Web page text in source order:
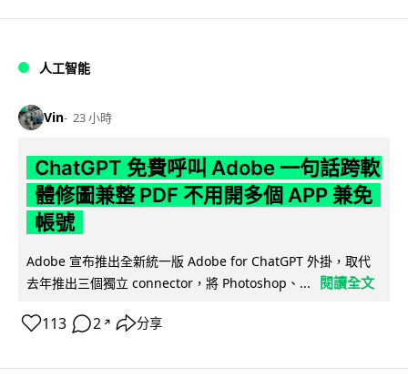
人工智能
Vin 23 小時
ChatGPT 免費呼叫 Adobe 一句話跨軟
體修圖兼整 PDF 不用開多個 APP 兼免
帳號
Adobe 宣布推出全新統一版 Adobe for ChatGPT 外掛，取代
去年推出三個獨立 connector，將 Photoshop、...
閱讀全文
113 2 ↗ 分享